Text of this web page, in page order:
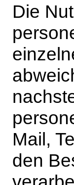
Die
Mail,
den